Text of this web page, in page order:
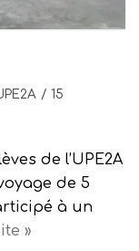
15
de l’UPE2A
de 5
à un
»